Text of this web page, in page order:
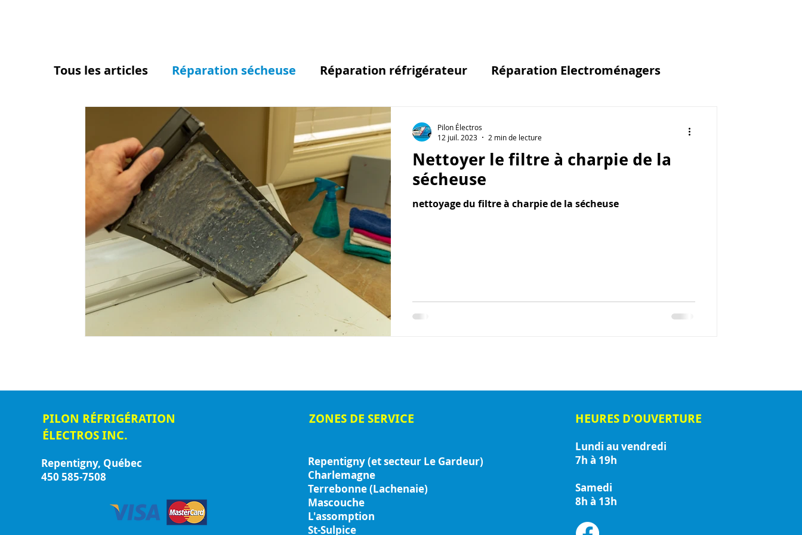
Tous les articles Réparation sécheuse Réparation réfrigérateur Réparation Electroménagers
Réparation laveuse
Nettoyer le filtre à charpie de la
sécheuse
nettoyage du filtre à charpie de la sécheuse
Pilon Électros
12 juil. 2023
2 min de lecture
PILON RÉFRIGÉRATION
ÉLECTROS INC.
Repentigny, Québec
450 585-7508
ZONES DE SERVICE
Repentigny (et secteur Le Gardeur)
Charlemagne
Terrebonne (Lachenaie)
Mascouche
L'assomption
St-Sulpice
HEURES D'OUVERTURE
Lundi au vendredi
7h à 19h
Samedi
8h à 13h